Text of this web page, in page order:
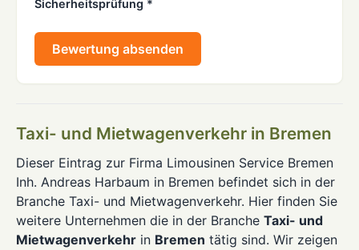
Sicherheitsprüfung *
Bewertung absenden
Taxi- und Mietwagenverkehr in Bremen
Dieser Eintrag zur Firma Limousinen Service Bremen
Inh. Andreas Harbaum in Bremen befindet sich in der
Branche Taxi- und Mietwagenverkehr. Hier finden Sie
weitere Unternehmen die in der Branche Taxi- und
Mietwagenverkehr in Bremen tätig sind. Wir zeigen